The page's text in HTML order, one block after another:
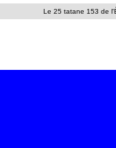
Le 25 tatane 153 de